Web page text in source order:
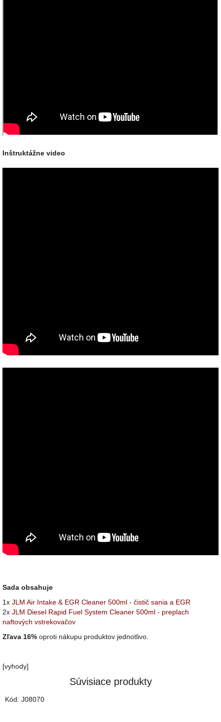
Inštruktážne video
Sada obsahuje
1x JLM Air Intake & EGR Cleaner 500ml - čistič sania a EGR
2x JLM Diesel Rapid Fuel System Cleaner 500ml - preplach
naftových vstrekovačov
Zľava 16% oproti nákupu produktov jednotlivo.
[vyhody]
Súvisiace produkty
Kód: J08070